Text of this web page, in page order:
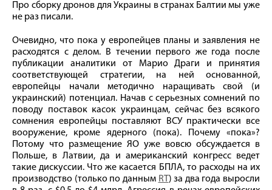
Про сборку дронов для Украины в странах Балтии мы уже
не раз писали.
Очевидно, что пока у европейцев планы и заявления не
расходятся с делом. В течении первого же года после
публикации аналитики от Марио Драги и принятия
соответствующей стратегии, на ней основанной,
европейцы начали методично наращивать свой (и
украинский) потенциал. Начав с серьезных сомнений по
поводу поставок касок украинцам, сейчас без всякого
сомнения европейцы поставляют ВСУ практически все
вооружение, кроме ядерного (пока). Почему «пока»?
Потому что размещение ЯО уже вовсю обсуждается в
Польше, в Латвии, да и американский конгресс ведет
такие дискуссии. Что же касается БПЛА, то расходы на их
производство (только по данным RT) за два года выросли